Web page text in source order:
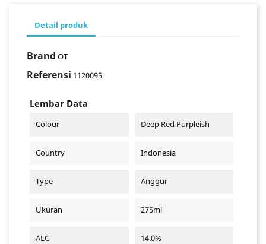
Detail produk
Brand OT
Referensi 1120095
Lembar Data
Colour Deep Red Purpleish
Country Indonesia
Type Anggur
Ukuran 275ml
ALC 14.0%